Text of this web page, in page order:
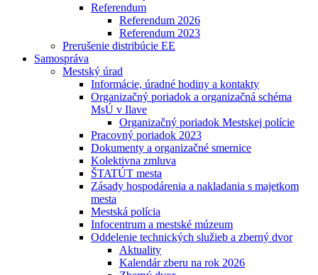
Referendum
Referendum 2026
Referendum 2023
Prerušenie distribúcie EE
Samospráva
Mestský úrad
Informácie, úradné hodiny a kontakty
Organizačný poriadok a organizačná schéma
MsÚ v Ilave
Organizačný poriadok Mestskej polície
Pracovný poriadok 2023
Dokumenty a organizačné smernice
Kolektivna zmluva
ŠTATÚT mesta
Zásady hospodárenia a nakladania s majetkom
mesta
Mestská polícia
Infocentrum a mestské múzeum
Oddelenie technických služieb a zberný dvor
Aktuality
Kalendár zberu na rok 2026